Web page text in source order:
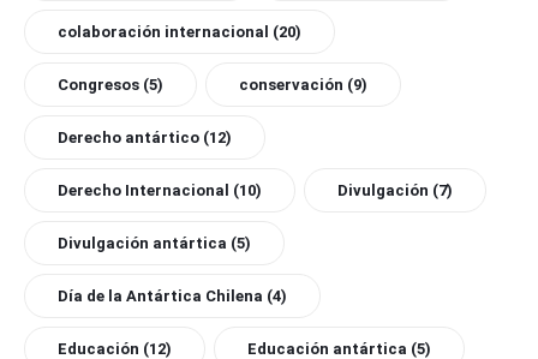
colaboración internacional (20)
Congresos (5) conservación (9)
Derecho antártico (12)
Derecho Internacional (10) Divulgación (7)
Divulgación antártica (5)
Día de la Antártica Chilena (4)
Educación (12) Educación antártica (5)